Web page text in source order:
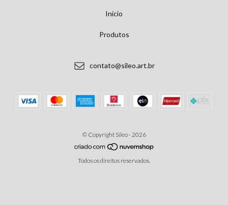
Início
Produtos
contato@sileo.art.br
© Copyright Sileo - 2026
Todos os direitos reservados.